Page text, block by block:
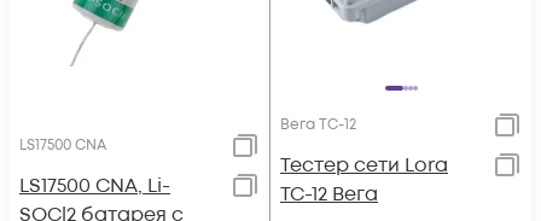
LS17500 CNA
LS17500 CNA, Li-
SOCl2 батарея с
Вега ТС-12
Тестер сети Lora
ТС-12 Вега